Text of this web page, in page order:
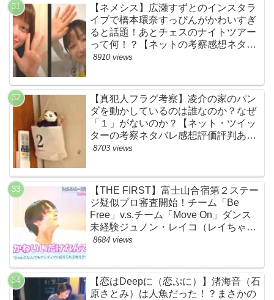
【ネメシス】広瀬すずとのインスタラ
イブで橋本環奈すっぴんがかわいすぎ
ると話題！あとチェスのナイトツアー
って何！？【ネットの考察感想ネタバ
レまとめ【第９話】
8910 views
【真犯人フラグ考察】凌介の家のパン
ダを動かしているのは誰なのか？なぜ
「１」がないのか？【ネット・ツイッ
ターの考察ネタバレ感想評価評判あら
すじ原作犯人キャスト黒幕伏線まと
8703 views
【THE FIRST】富士山合宿第２ステー
ジ疑似プロ審査開始！チーム「Be
Free」v.s.チーム「Move On」ダンス
未経験ジュノン・レイコ（レイちゃ
ん）頑張れ！ルイルイかわいすぎる
BE:FIRST・ビーファースト】
8684 views
【恋はDeepに（恋ぷに）】渚海音（石
原さとみ）は人魚だった！？まさかの